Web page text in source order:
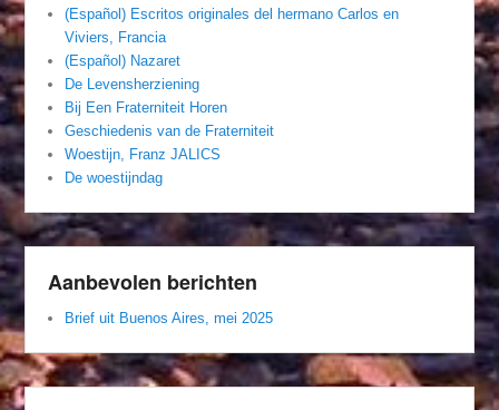
(Español) Escritos originales del hermano Carlos en
Viviers, Francia
(Español) Nazaret
De Levensherziening
Bij Een Fraterniteit Horen
Geschiedenis van de Fraterniteit
Woestijn, Franz JALICS
De woestijndag
Aanbevolen berichten
Brief uit Buenos Aires, mei 2025